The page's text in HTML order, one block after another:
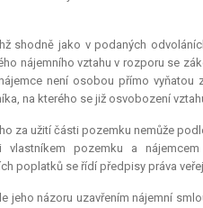
shodně jako v podaných
nájemního vztahu v rozporu se
není osobou přímo vyňatou
na kterého se již osvobození
za užití části pozemku nemůže
pozemku a
poplatků se řídí předpisy práva
jeho názoru uzavřením nájemní